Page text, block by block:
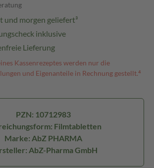
und morgen geliefert³
inklusive
Lieferung
Kassenrezeptes werden nur die
und Eigenanteile in Rechnung gestellt.⁴
PZN: 10712983
Filmtabletten
Marke: AbZ PHARMA
AbZ-Pharma GmbH